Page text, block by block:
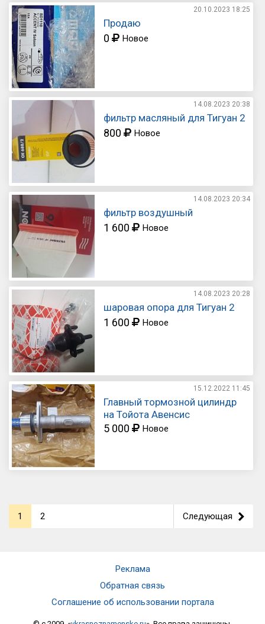
Продаю
0 Новое
20.10.2023 18:25
фильтр масляный для Тигуан 2
800 Новое
14.08.2023 20:38
фильтр воздушный
1 600 Новое
14.08.2023 20:34
шаровая опора для Тигуан 2
1 600 Новое
14.08.2023 20:28
Главный тормозной цилиндр
на Тойота Авенсис
5 000 Новое
15.12.2022 11:45
1 2 Следующая >
Реклама
Обратная связь
Соглашение об использовании портала